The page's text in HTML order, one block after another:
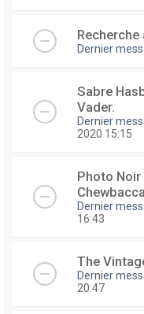
Dernier
Sabre
Vader.
Dernier
2020 15:15
Photo
Dernier
16:43
The
Dernier
20:47